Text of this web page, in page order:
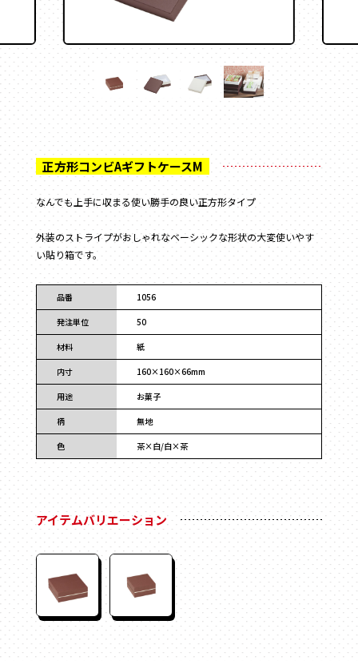
フラワー
ウェディング・ブライダル
ギフト
アクセサリー
コスメ
アパレル
食品
フルーツ
お酒
お茶
ステイショナリー
保管箱
ゲーム
フォト
陶器
メガネ
玩具
電子機器
キーボックス
その他
かぶせ式
インロー式
丁番型
マウント型
BOOK型
多角形
家型
バック型
カゴ型
ドーム型
2段式
開くタイプ
身箱のみ
ステッチ留め
スリーブ
のせふた式
フォトフレーム
マグネット付き
Vカット
底ワンタッチ
スライド式
フラップ式
変形箱
ハート形
多角形
家型
バック型
かご型
ドーム型
ピロー型
材質 で探す
紙
サテン
レザー
合成
ベロア
スエード
クリアケース
プラスチック
木箱
tel.095-882-1230
お電話受付時間／月〜金曜 9:00〜17:30 （土日祝を除く）
メールでお問い合わせ
なんでも上手に収まる使い勝手の良い正方形タイプ
外装のストライプがおしゃれなベーシックな形状の大変使いやす
い貼り箱です。
品番 1056
発注単位 50
材料 紙
内寸 160×160×66mm
用途 お菓子
柄 無地
色 茶×白/白×茶
アイテムバリエーション